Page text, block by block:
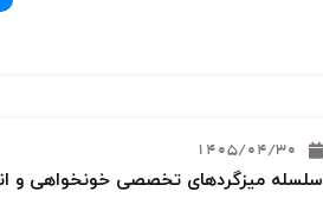
1405/04/30
سلسله میزگردهای تخصصی خونخواهی و